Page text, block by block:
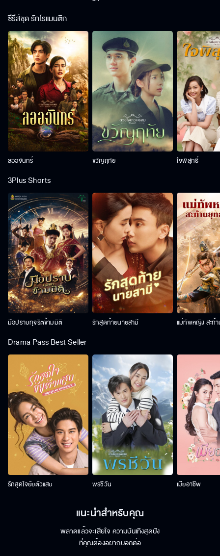
ซีรีส์ชุด รักโรแมนติก
ลออจันทร์ ขวัญฤทัย ใจพิสุทธิ์
3Plus Shorts
มือปราบทุจริตข้ามมิติ รักสุดท้ายนายสามี แม่ทัพหญิง สะท้
Drama Pass Best Seller
รักสุดใจยัยตัวแสบ พรชีวัน เมียอาชีพ
แนะนำสำหรับคุณ
พลาดแล้วจะเสียใจ ความบันเทิงสุดปัง
ที่คุณต้องอยากบอกต่อ